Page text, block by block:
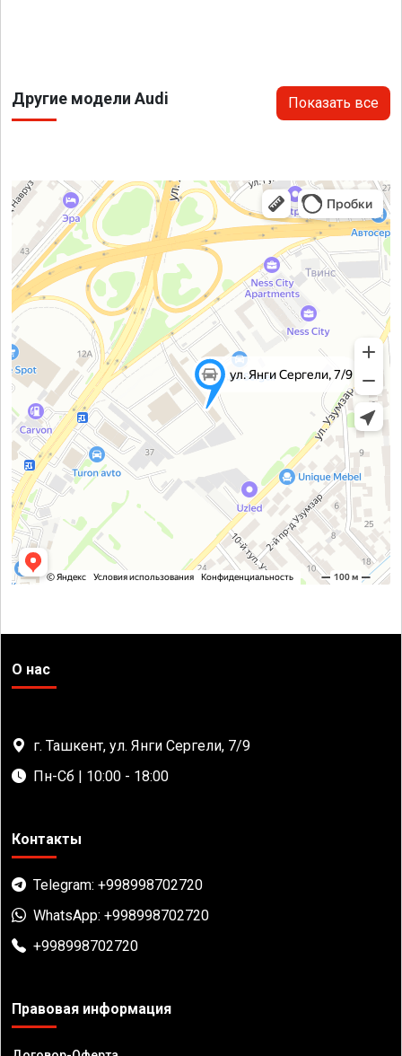
Другие модели Audi Показать все
О нас
г. Ташкент, ул. Янги Сергели, 7/9
Пн-Сб | 10:00 - 18:00
Контакты
Telegram: +998998702720
WhatsApp: +998998702720
+998998702720
Правовая информация